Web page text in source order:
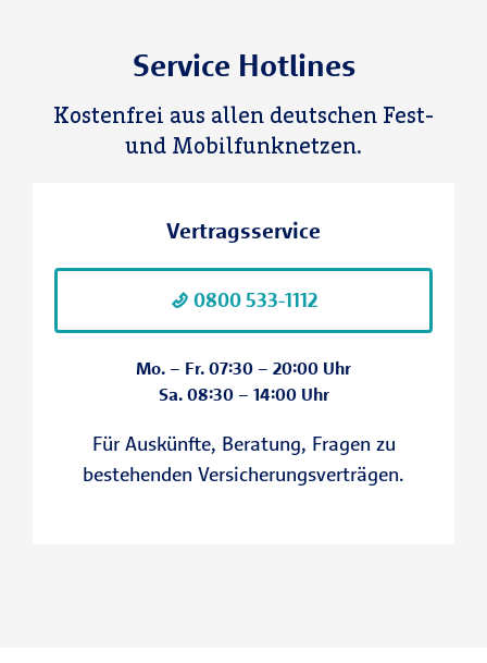
Service Hotlines
Kostenfrei aus allen deutschen Fest-
und Mobilfunknetzen.
Vertragsservice
0800 533-1112
Mo. – Fr. 07:30 – 20:00 Uhr
Sa. 08:30 – 14:00 Uhr
Für Auskünfte, Beratung, Fragen zu
bestehenden Versicherungsverträgen.